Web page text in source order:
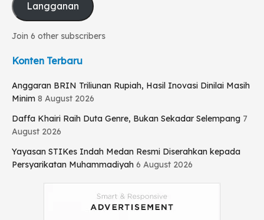
Langganan
Join 6 other subscribers
Konten Terbaru
Anggaran BRIN Triliunan Rupiah, Hasil Inovasi Dinilai Masih
Minim 8 August 2026
Daffa Khairi Raih Duta Genre, Bukan Sekadar Selempang 7
August 2026
Yayasan STIKes Indah Medan Resmi Diserahkan kepada
Persyarikatan Muhammadiyah 6 August 2026